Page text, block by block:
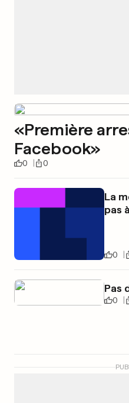
«Première
Facebook»
0 0
La
pas
0
Pas
0